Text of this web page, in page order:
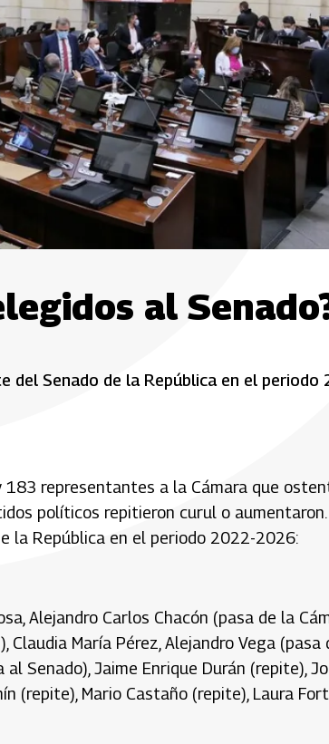
al
del Senado de la República en el
representantes a la Cámara que
políticos repitieron curul o
la República en el periodo 2022-2026:
Alejandro Carlos Chacón (pasa de la
María Pérez, Alejandro Vega (pasa
Senado), Jaime Enrique Durán (repite),
(repite), Mario Castaño (repite), Laura